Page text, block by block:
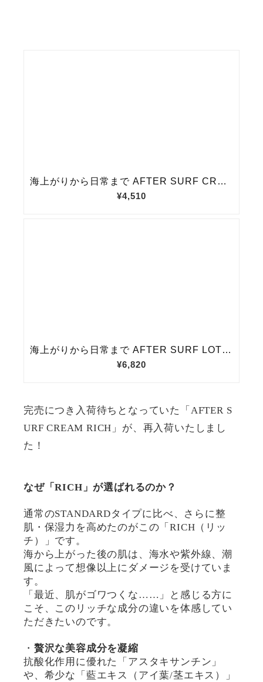
完売につき入荷待ちとなっていた「AFTER S
URF CREAM RICH」が、再入荷いたしまし
た！
なぜ「RICH」が選ばれるのか？
通常のSTANDARDタイプに比べ、さらに整
肌・保湿力を高めたのがこの「RICH（リッ
チ）」です。
海から上がった後の肌は、海水や紫外線、潮
風によって想像以上にダメージを受けていま
す。
「最近、肌がゴワつくな……」と感じる方に
こそ、このリッチな成分の違いを体感してい
ただきたいのです。
・ 贅沢な美容成分を凝縮
抗酸化作用に優れた「アスタキサンチン」
や、希少な「藍エキス（アイ葉/茎エキス）」